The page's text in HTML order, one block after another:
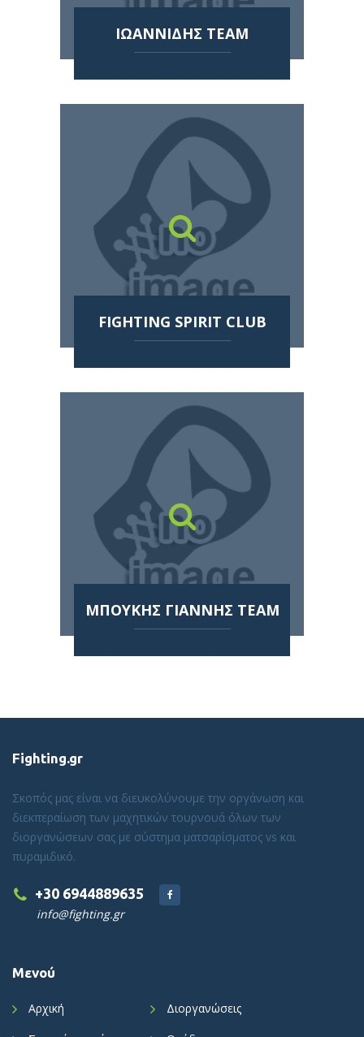
ΙΩΑΝΝΙΔΗΣ TEAM
FIGHTING SPIRIT CLUB
ΜΠΟΥΚΗΣ ΓΙΑΝΝΗΣ TEAM
Fighting.gr
Σκοπός μας είναι να διευκολύνουμε την οργάνωση και
διεκπεραίωση των μαχητικών τουρνουά όλων των
διοργανώσεων σας με σύστημα ματσαρίσματος vs και
πυραμιδικό.
+30 6944889635
info@fighting.gr
Μενού
Αρχική
Διοργανώσεις